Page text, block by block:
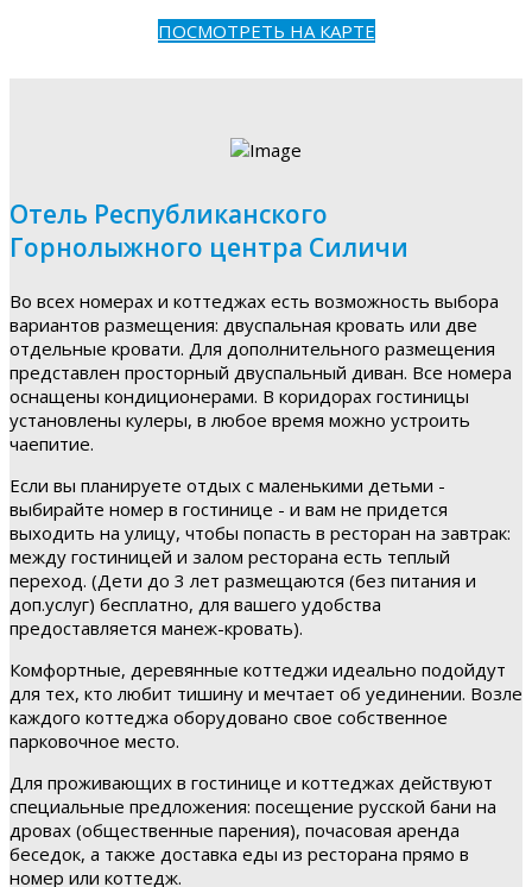
ПОСМОТРЕТЬ НА КАРТЕ
Отель Республиканского
Горнолыжного центра Силичи
Во всех номерах и коттеджах есть возможность выбора
вариантов размещения: двуспальная кровать или две
отдельные кровати. Для дополнительного размещения
представлен просторный двуспальный диван. Все номера
оснащены кондиционерами. В коридорах гостиницы
установлены кулеры, в любое время можно устроить
чаепитие.
Если вы планируете отдых с маленькими детьми -
выбирайте номер в гостинице - и вам не придется
выходить на улицу, чтобы попасть в ресторан на завтрак:
между гостиницей и залом ресторана есть теплый
переход. (Дети до 3 лет размещаются (без питания и
доп.услуг) бесплатно, для вашего удобства
предоставляется манеж-кровать).
Комфортные, деревянные коттеджи идеально подойдут
для тех, кто любит тишину и мечтает об уединении. Возле
каждого коттеджа оборудовано свое собственное
парковочное место.
Для проживающих в гостинице и коттеджах действуют
специальные предложения: посещение русской бани на
дровах (общественные парения), почасовая аренда
беседок, а также доставка еды из ресторана прямо в
номер или коттедж.